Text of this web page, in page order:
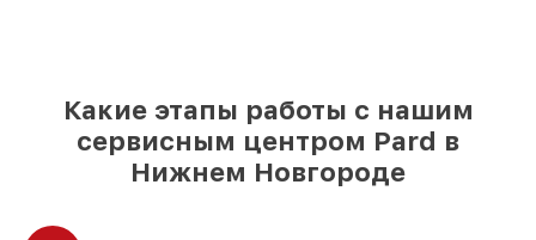
Какие этапы работы с нашим
сервисным центром Pard в
Нижнем Новгороде